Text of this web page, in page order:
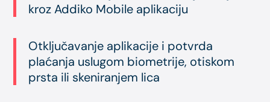
kroz Addiko Mobile aplikaciju
Otključavanje aplikacije i potvrda
plaćanja uslugom biometrije, otiskom
prsta ili skeniranjem lica